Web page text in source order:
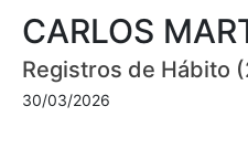
CARLOS
Registros de Hábito
30/03/2026